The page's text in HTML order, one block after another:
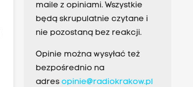
maile z opiniami. Wszystkie
będą skrupulatnie czytane i
nie pozostaną bez reakcji.
Opinie można wysyłać też
bezpośrednio na
adres opinie@radiokrakow.pl